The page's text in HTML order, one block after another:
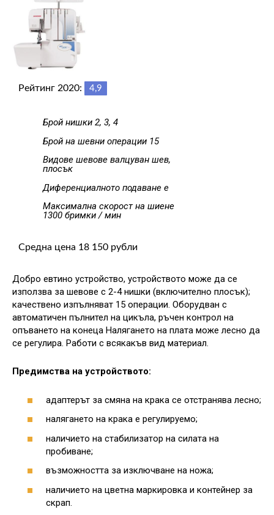
Рейтинг 2020: 4,9
Брой нишки 2, 3, 4
Брой на шевни операции 15
Видове шевове валцуван шев,
плосък
Диференциалното подаване е
Максимална скорост на шиене
1300 бримки / мин
Средна цена 18 150 рубли
Добро евтино устройство, устройството може да се
използва за шевове с 2-4 нишки (включително плосък);
качествено изпълняват 15 операции. Оборудван с
автоматичен пълнител на цикъла, ръчен контрол на
опъването на конеца Налягането на плата може лесно да
се регулира. Работи с всякакъв вид материал.
Предимства на устройството:
адаптерът за смяна на крака се отстранява лесно;
налягането на крака е регулируемо;
наличието на стабилизатор на силата на
пробиване;
възможността за изключване на ножа;
наличието на цветна маркировка и контейнер за
скрап.